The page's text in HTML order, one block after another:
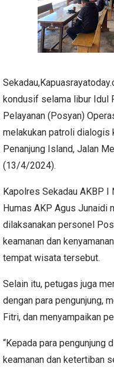
kondusif selama libur Idul
Pelayanan (Posyan)
melakukan patroli dialogis
Penanjung Island, Jalan
(13/4/2024).
Kapolres Sekadau AKBP I
Humas AKP Agus Junaidi
dilaksanakan personel
keamanan dan
tempat wisata tersebut.
Selain itu, petugas juga
dengan para pengunjung,
Fitri, dan menyampaikan
“Kepada para pengunjung
keamanan dan ketertiban